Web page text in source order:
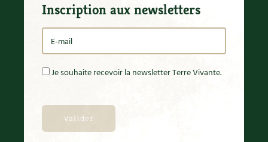
Parasite
Partenariat
Participatif
Patate douce
Pelouse
Inscription aux newsletters
Je souhaite recevoir la newsletter Terre Vivante.